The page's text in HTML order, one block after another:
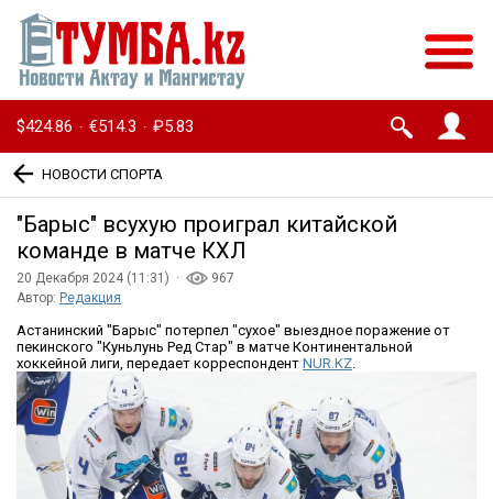
$424.86 · €514.3 · ₽5.83
НОВОСТИ СПОРТА
″Барыс″ всухую проиграл китайской
команде в матче КХЛ
20 Декабря 2024 (11:31) ·
967
Автор: Редакция
Астанинский "Барыс" потерпел "сухое" выездное поражение от
пекинского "Куньлунь Ред Стар" в матче Континентальной
хоккейной лиги, передает корреспондент NUR.KZ.